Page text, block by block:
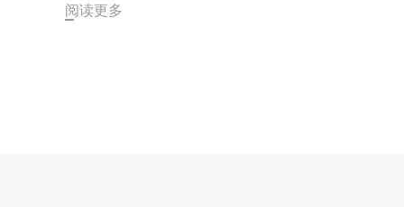
阅读更多